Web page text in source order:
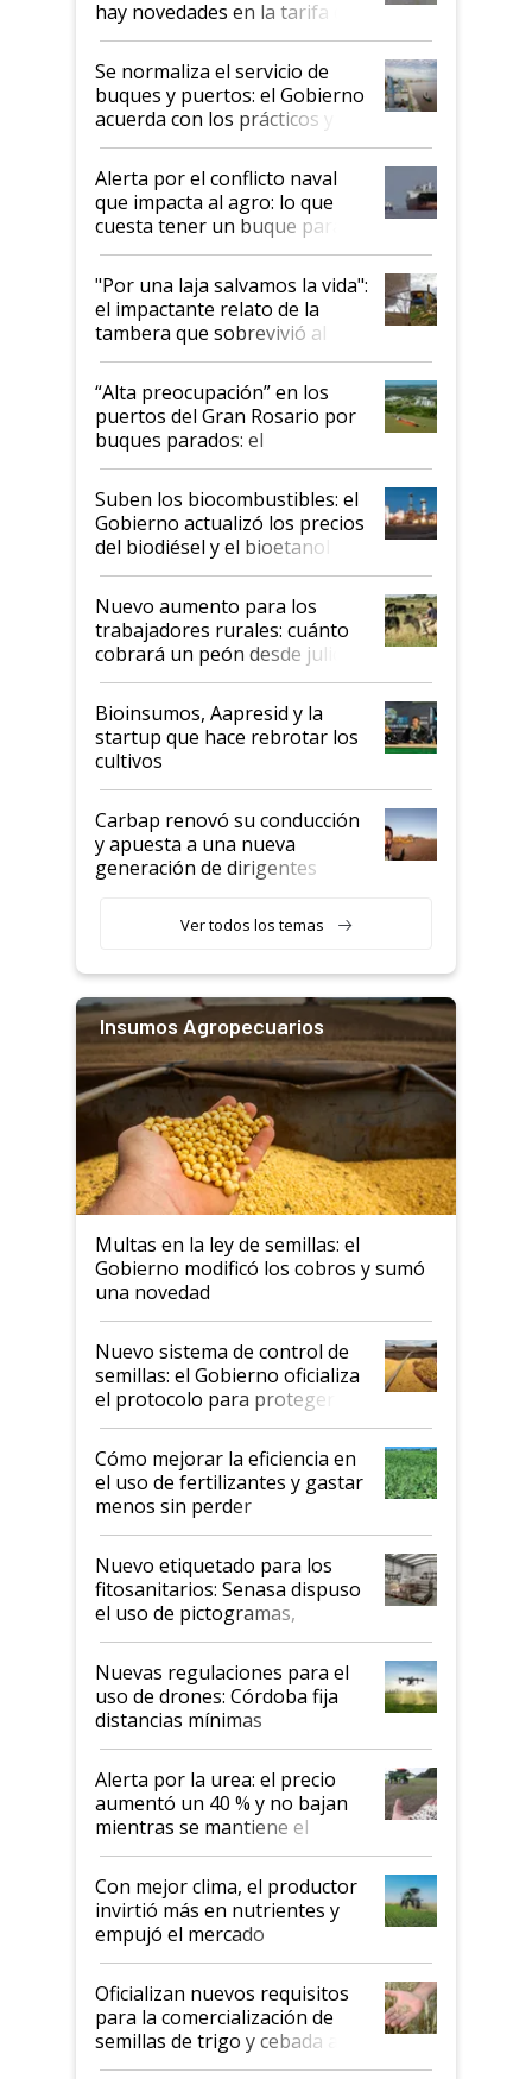
hay novedades en la tarifa de
la hidrovía
Se normaliza el servicio de
buques y puertos: el Gobierno
acuerda con los prácticos y
suspende el decreto de
desregulación
Alerta por el conflicto naval
que impacta al agro: lo que
cuesta tener un buque parado
y el peligro de que Argentina
pase a ser "país sucio"
"Por una laja salvamos la vida":
el impactante relato de la
tambera que sobrevivió al
tornado
“Alta preocupación” en los
puertos del Gran Rosario por
buques parados: el
funcionamiento de las
exportadoras en tensión tras
la medida de fuerza de los
prácticos
Suben los biocombustibles: el
Gobierno actualizó los precios
del biodiésel y el bioetanol
Nuevo aumento para los
trabajadores rurales: cuánto
cobrará un peón desde julio
Bioinsumos, Aapresid y la
startup que hace rebrotar los
cultivos
Carbap renovó su conducción
y apuesta a una nueva
generación de dirigentes
Ver todos los temas
Insumos Agropecuarios
Multas en la ley de semillas: el
Gobierno modificó los cobros y sumó
una novedad
Nuevo sistema de control de
semillas: el Gobierno oficializa
el protocolo para proteger la
propiedad intelectual
Cómo mejorar la eficiencia en
el uso de fertilizantes y gastar
menos sin perder
productividad en la campaña
fina
Nuevo etiquetado para los
fitosanitarios: Senasa dispuso
el uso de pictogramas,
palabras de advertencia e
indicaciones
Nuevas regulaciones para el
uso de drones: Córdoba fija
distancias mínimas
Alerta por la urea: el precio
aumentó un 40 % y no bajan
mientras se mantiene el
conflicto en Medio Oriente
Con mejor clima, el productor
invirtió más en nutrientes y
empujó el mercado
Oficializan nuevos requisitos
para la comercialización de
semillas de trigo y cebada a
granel